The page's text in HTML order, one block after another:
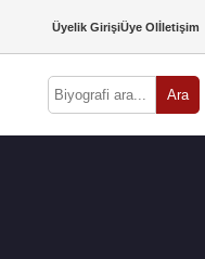
Üyelik GirişiÜye Olİletişim
Ara